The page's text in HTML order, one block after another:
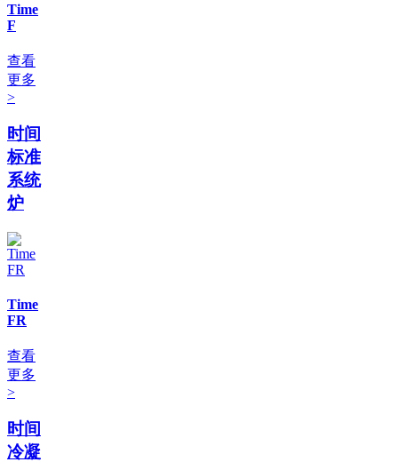
Time
F
查看
更多
>
时间
标准
系统
炉
Time
FR
查看
更多
>
时间
冷凝